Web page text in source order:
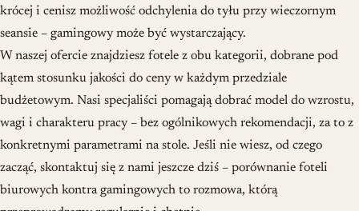
krócej i cenisz możliwość odchylenia do tyłu przy wieczornym
seansie – gamingowy może być wystarczający.
W naszej ofercie znajdziesz fotele z obu kategorii, dobrane pod
kątem stosunku jakości do ceny w każdym przedziale
budżetowym. Nasi specjaliści pomagają dobrać model do wzrostu,
wagi i charakteru pracy – bez ogólnikowych rekomendacji, za to z
konkretnymi parametrami na stole. Jeśli nie wiesz, od czego
zacząć, skontaktuj się z nami jeszcze dziś – porównanie foteli
biurowych kontra gamingowych to rozmowa, którą